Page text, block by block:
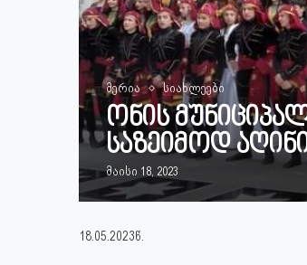
მერია სიახლეები
ონის
საზეიმოდ
მაისი 18, 2023
18.05.2023წ.